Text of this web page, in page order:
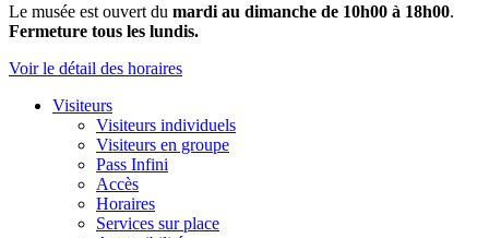
Le musée est ouvert du mardi au dimanche de 10h00 à 18h00.
Fermeture tous les lundis.
Voir le détail des horaires
Visiteurs
Visiteurs individuels
Visiteurs en groupe
Pass Infini
Accès
Horaires
Services sur place